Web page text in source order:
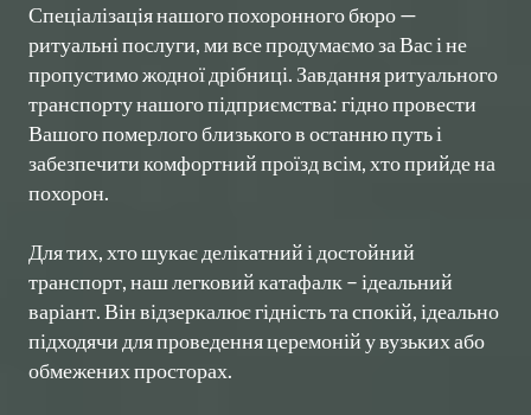
Спеціалізація нашого похоронного бюро —
ритуальні послуги, ми все продумаємо за Вас і не
пропустимо жодної дрібниці. Завдання ритуального
транспорту нашого підприємства: гідно провести
Вашого померлого близького в останню путь і
забезпечити комфортний проїзд всім, хто прийде на
похорон.
Для тих, хто шукає делікатний і достойний
транспорт, наш легковий катафалк – ідеальний
варіант. Він відзеркалює гідність та спокій, ідеально
підходячи для проведення церемоній у вузьких або
обмежених просторах.